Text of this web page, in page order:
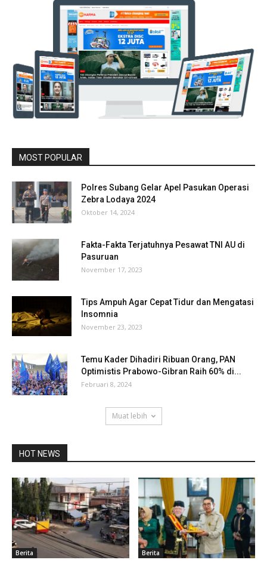
MOST POPULAR
Polres Subang Gelar Apel Pasukan Operasi
Zebra Lodaya 2024
Oktober 14, 2024
Fakta-Fakta Terjatuhnya Pesawat TNI AU di
Pasuruan
November 17, 2023
Tips Ampuh Agar Cepat Tidur dan Mengatasi
Insomnia
November 23, 2023
Temu Kader Dihadiri Ribuan Orang, PAN
Optimistis Prabowo-Gibran Raih 60% di...
Februari 8, 2024
Muat lebih
HOT NEWS
Berita Berita